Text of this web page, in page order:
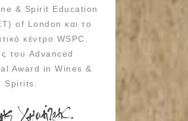
& Spirit Education
of London και το
κέντρο WSPC.
του Advanced
Award in Wines &
Spirits.